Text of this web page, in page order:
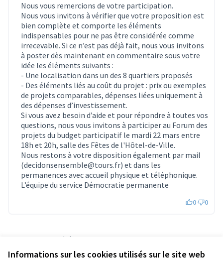
Informations sur les cookies utilisés sur le site web
Nous vous remercions de votre participation.
Nous vous invitons à vérifier que votre proposition est
bien complète et comporte les éléments
indispensables pour ne pas être considérée comme
irrecevable. Si ce n’est pas déjà fait, nous vous invitons
à poster dès maintenant en commentaire sous votre
idée les éléments suivants :
- Une localisation dans un des 8 quartiers proposés
- Des éléments liés au coût du projet : prix ou exemples
de projets comparables, dépenses liées uniquement à
des dépenses d’investissement.
Si vous avez besoin d’aide et pour répondre à toutes vos
questions, nous vous invitons à participer au Forum des
projets du budget participatif le mardi 22 mars entre
18h et 20h, salle des Fêtes de l'Hôtel-de-Ville.
Nous restons à votre disposition également par mail
(decidonsensemble@tours.fr) et dans les
permanences avec accueil physique et téléphonique.
L’équipe du service Démocratie permanente
0 0
Référence : tours-PROP-2022-03-226
voir les autres versions
Vérifiez l'empreinte numérique